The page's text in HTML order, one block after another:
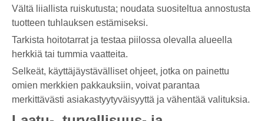
Vältä liiallista ruiskutusta; noudata suositeltua annostusta
tuotteen tuhlauksen estämiseksi.
Tarkista hoitotarrat ja testaa piilossa olevalla alueella
herkkiä tai tummia vaatteita.
Selkeät, käyttäjäystävälliset ohjeet, jotka on painettu
omien merkkien pakkauksiin, voivat parantaa
merkittävästi asiakastyytyväisyyttä ja vähentää valituksia.